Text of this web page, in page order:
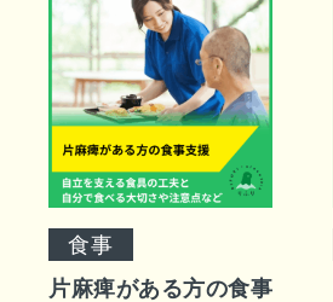
食事
片麻痺がある方の食事